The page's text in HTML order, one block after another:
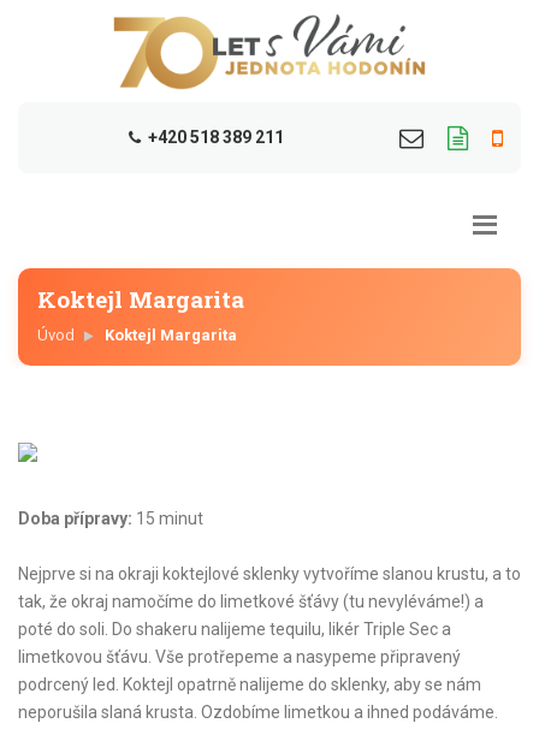
+420 518 389 211
Koktejl Margarita
Úvod Koktejl Margarita
Doba přípravy: 15 minut
Nejprve si na okraji koktejlové sklenky vytvoříme slanou krustu, a to
tak, že okraj namočíme do limetkové šťávy (tu nevyléváme!) a
poté do soli. Do shakeru nalijeme tequilu, likér Triple Sec a
limetkovou šťávu. Vše protřepeme a nasypeme připravený
podrcený led. Koktejl opatrně nalijeme do sklenky, aby se nám
neporušila slaná krusta. Ozdobíme limetkou a ihned podáváme.